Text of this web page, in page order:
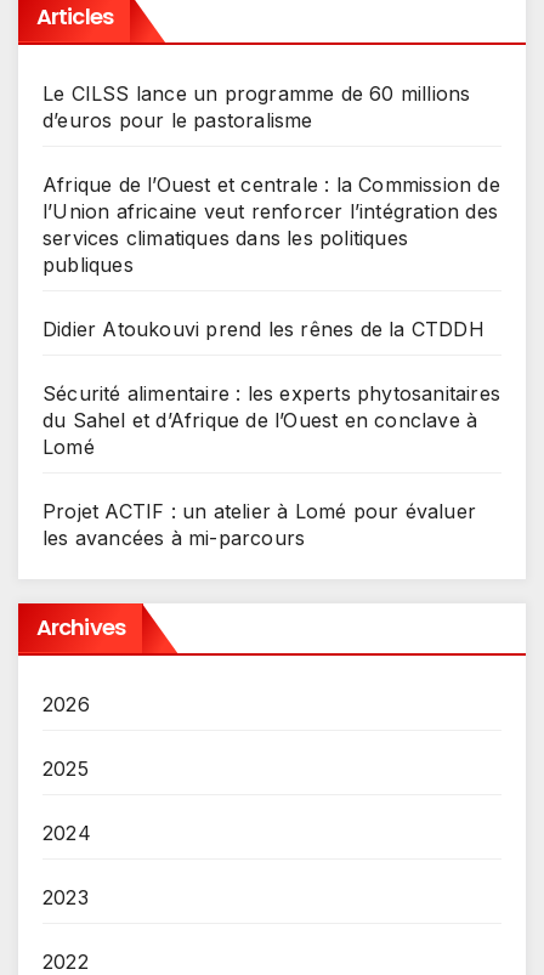
Articles
Le CILSS lance un programme de 60 millions
d’euros pour le pastoralisme
Afrique de l’Ouest et centrale : la Commission de
l’Union africaine veut renforcer l’intégration des
services climatiques dans les politiques
publiques
Didier Atoukouvi prend les rênes de la CTDDH
Sécurité alimentaire : les experts phytosanitaires
du Sahel et d’Afrique de l’Ouest en conclave à
Lomé
Projet ACTIF : un atelier à Lomé pour évaluer
les avancées à mi-parcours
Archives
2026
2025
2024
2023
2022